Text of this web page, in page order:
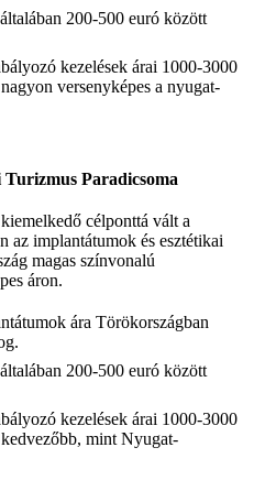
200-500 euró között
kezelések árai 1000-3000
versenyképes a nyugat-
Paradicsoma
célponttá vált a
az implantátumok és esztétikai
magas színvonalú
áron.
ára Törökországban
200-500 euró között
kezelések árai 1000-3000
mint Nyugat-